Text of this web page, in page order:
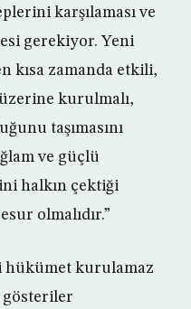
karşılaması ve
gerekiyor. Yeni
kısa zamanda etkili,
kurulmalı,
taşımasını
ve güçlü
halkın çektiği
olmalıdır.”
hükümet kurulamaz
gösteriler